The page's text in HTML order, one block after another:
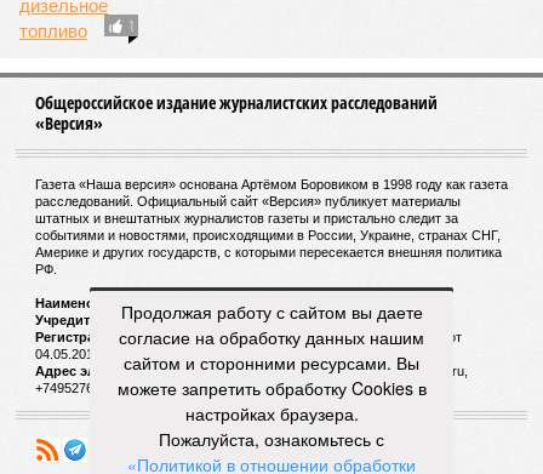
Травмированная в результате падения с трапа
в Пулково девочка скончалась в больнице
СЛУЧАЙНЫЕ СТАТЬИ
Свободное падение
2 октября умер легендарный Том Петти
Продолжая работу с сайтом вы даете
согласие на обработку данных нашим
сайтом и сторонними ресурсами. Вы
можете запретить обработку Cookies в
настройках браузера.
Пожалуйста, ознакомьтесь с
«Политикой в отношении обработки